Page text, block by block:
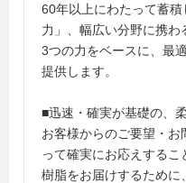
60年以上にわたって蓄
力」、幅広い分野に携わ
3つの力をベースに、最
提供します。
■迅速・確実が基礎の、
お客様からのご要望・お
って確実にお応えする
樹脂をお届けするために